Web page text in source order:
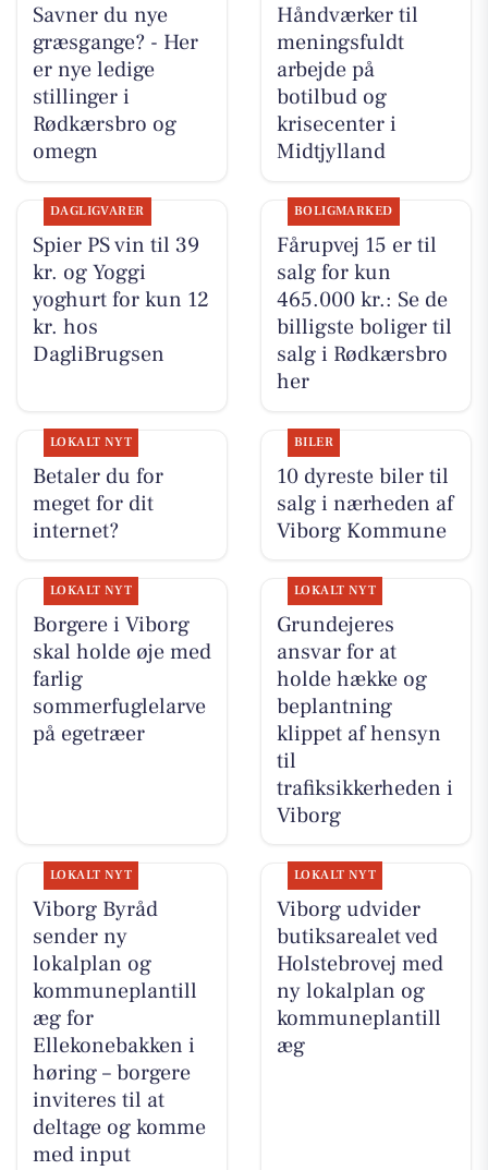
Savner du nye
græsgange? - Her
er nye ledige
stillinger i
Rødkærsbro og
omegn
Håndværker til
meningsfuldt
arbejde på
botilbud og
krisecenter i
Midtjylland
DAGLIGVARER
Spier PS vin til 39
kr. og Yoggi
yoghurt for kun 12
kr. hos
DagliBrugsen
BOLIGMARKED
Fårupvej 15 er til
salg for kun
465.000 kr.: Se de
billigste boliger til
salg i Rødkærsbro
her
LOKALT NYT
Betaler du for
meget for dit
internet?
BILER
10 dyreste biler til
salg i nærheden af
Viborg Kommune
LOKALT NYT
Borgere i Viborg
skal holde øje med
farlig
sommerfuglelarve
på egetræer
LOKALT NYT
Grundejeres
ansvar for at
holde hække og
beplantning
klippet af hensyn
til
trafiksikkerheden i
Viborg
LOKALT NYT
Viborg Byråd
sender ny
lokalplan og
kommuneplantill
æg for
Ellekonebakken i
høring – borgere
inviteres til at
deltage og komme
med input
LOKALT NYT
Viborg udvider
butiksarealet ved
Holstebrovej med
ny lokalplan og
kommuneplantill
æg